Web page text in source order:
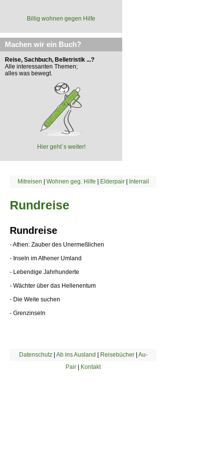
Billig wohnen gegen Hilfe
Machen wir ein Buch?
Reise, Sachbuch, Belletristik ...?
Alle interessanten Themen;
alles was bewegt.
Hier geht´s weiter!
Mitreisen | Wohnen geg. Hilfe | Elderpair| Interrail
Rundreise
Rundreise
- Athen: Zauber des Unermeßlichen
- Inseln im Athener Umland
- Lebendige Jahrhunderte
- Wächter über das Hellenentum
- Die Weite suchen
- Grenzinseln
Datenschutz| Ab ins Ausland | Reisebücher| Au-
Pair | Kontakt